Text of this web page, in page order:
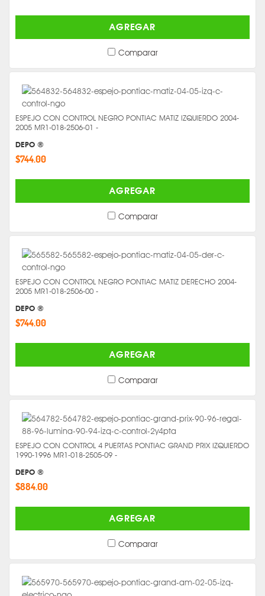
AGREGAR
Comparar
ESPEJO CON CONTROL NEGRO PONTIAC MATIZ IZQUIERDO 2004-
2005 MR1-018-2506-01 -
DEPO ®
$744.00
AGREGAR
Comparar
ESPEJO CON CONTROL NEGRO PONTIAC MATIZ DERECHO 2004-
2005 MR1-018-2506-00 -
DEPO ®
$744.00
AGREGAR
Comparar
ESPEJO CON CONTROL 4 PUERTAS PONTIAC GRAND PRIX IZQUIERDO
1990-1996 MR1-018-2505-09 -
DEPO ®
$884.00
AGREGAR
Comparar